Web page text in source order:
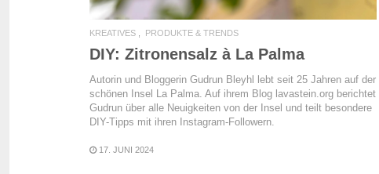
KREATIVES PRODUKTE & TRENDS
DIY: Zitronensalz à La Palma
Autorin und Bloggerin Gudrun Bleyhl lebt seit 25 Jahren auf der
schönen Insel La Palma. Auf ihrem Blog lavastein.org berichtet
Gudrun über alle Neuigkeiten von der Insel und teilt besondere
DIY-Tipps mit ihren Instagram-Followern.
17. JUNI 2024